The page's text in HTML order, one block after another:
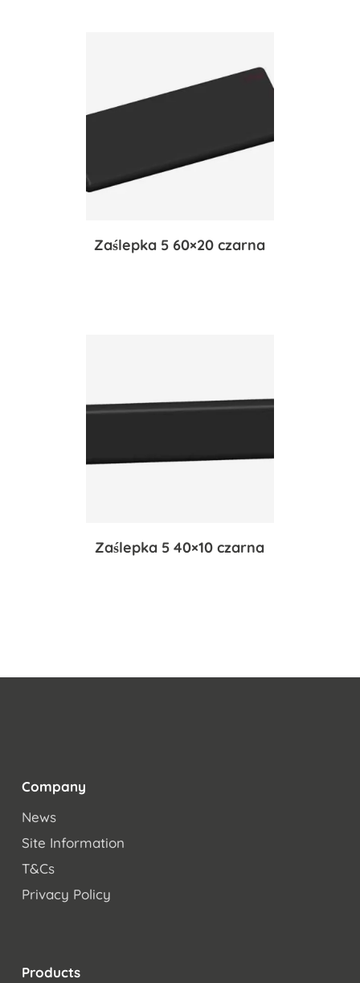
Zaślepka 5 60×20 czarna
Zaślepka 5 40×10 czarna
Company
News
Site Information
T&Cs
Privacy Policy
Products